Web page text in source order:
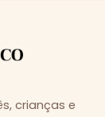
crianças e